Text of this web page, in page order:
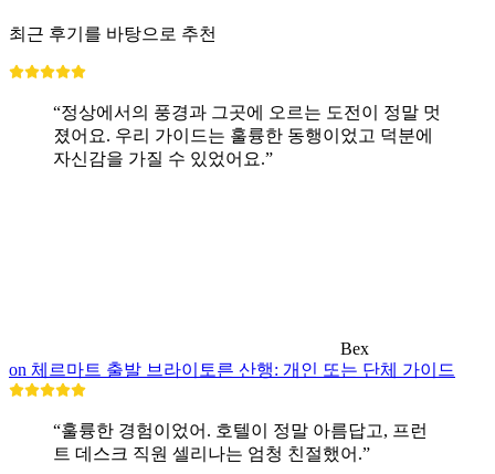
최근 후기를 바탕으로 추천
“정상에서의 풍경과 그곳에 오르는 도전이 정말 멋
졌어요. 우리 가이드는 훌륭한 동행이었고 덕분에
자신감을 가질 수 있었어요.”
Bex
on 체르마트 출발 브라이토른 산행: 개인 또는 단체 가이드
“훌륭한 경험이었어. 호텔이 정말 아름답고, 프런
트 데스크 직원 셀리나는 엄청 친절했어.”